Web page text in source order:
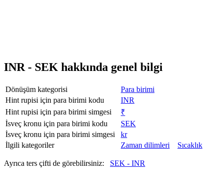
INR - SEK hakkında genel bilgi
Dönüşüm kategorisi
Para birimi
Hint rupisi için para birimi kodu
INR
Hint rupisi için para birimi simgesi
₹
İsveç kronu için para birimi kodu
SEK
İsveç kronu için para birimi simgesi
kr
İlgili kategoriler
Zaman dilimleri Sıcaklık
Ayrıca ters çifti de görebilirsiniz: SEK - INR